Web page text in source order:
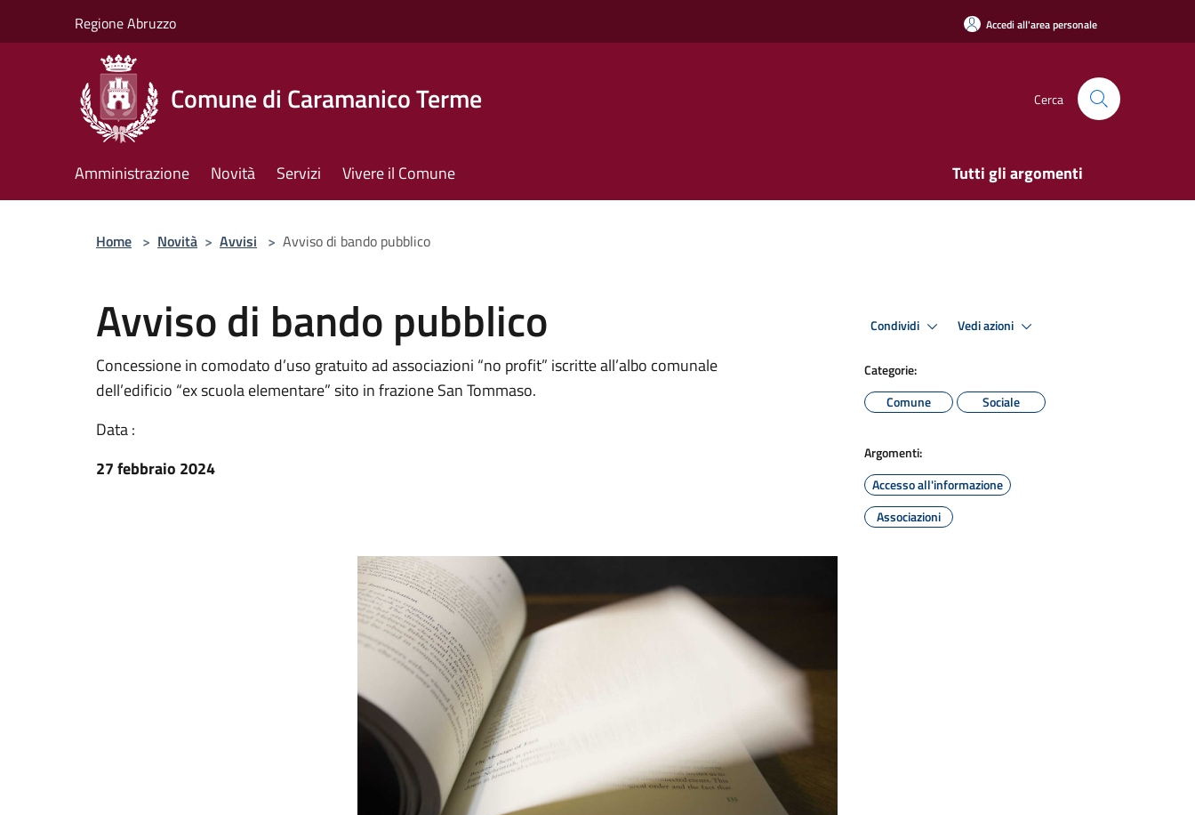
Regione Abruzzo Accedi all'area personale
Comune di Caramanico Terme Cerca
Amministrazione Novità Servizi Vivere il Comune Tutti gli argomenti
Home > Novità > Avvisi > Avviso di bando pubblico
Avviso di bando pubblico
Concessione in comodato d’uso gratuito ad associazioni “no profit” iscritte all’albo comunale
dell’edificio “ex scuola elementare” sito in frazione San Tommaso.
Data :
27 febbraio 2024
Condividi Vedi azioni
Categorie:
Comune
Sociale
Argomenti:
Accesso all'informazione
Associazioni